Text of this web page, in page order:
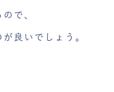
で、
良いでしょう。